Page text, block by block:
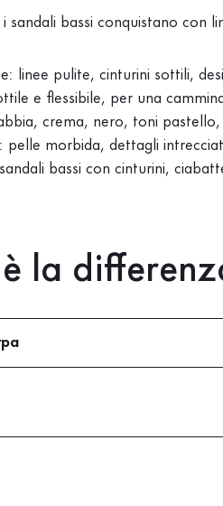
i sandali bassi conquistano con
linee pulite, cinturini sottili,
e flessibile, per una
crema, nero, toni
pelle morbida, dettagli
bassi con cinturini,
la